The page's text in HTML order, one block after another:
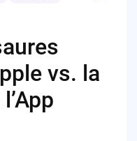
vs. la